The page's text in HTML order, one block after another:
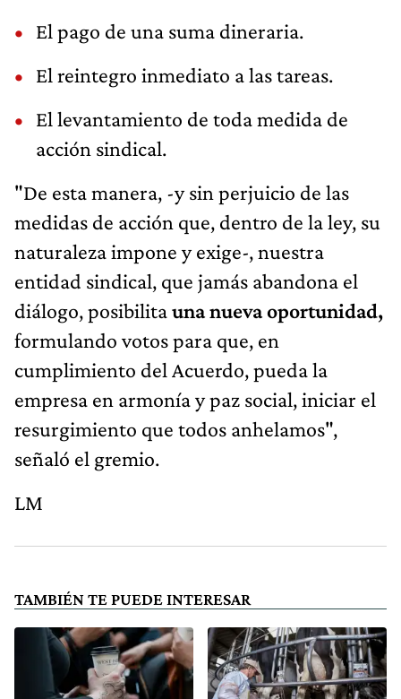
El pago de una suma dineraria.
El reintegro inmediato a las tareas.
El levantamiento de toda medida de
acción sindical.
"De esta manera, -y sin perjuicio de las
medidas de acción que, dentro de la ley, su
naturaleza impone y exige-, nuestra
entidad sindical, que jamás abandona el
diálogo, posibilitauna nueva oportunidad,
formulando votos para que, en
cumplimiento del Acuerdo, pueda la
empresa en armonía y paz social, iniciar el
resurgimiento que todos anhelamos",
señaló el gremio.
LM
TAMBIÉN TE PUEDE INTERESAR